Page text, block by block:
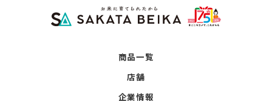
商品一覧
店舗
企業情報